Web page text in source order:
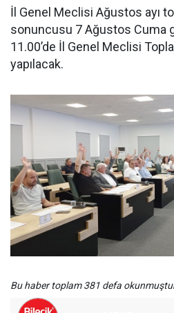
İl Genel Meclisi Ağustos ayı
sonuncusu 7 Ağustos Cuma
11.00’de İl Genel Meclisi
yapılacak.
Bu haber toplam 381 defa